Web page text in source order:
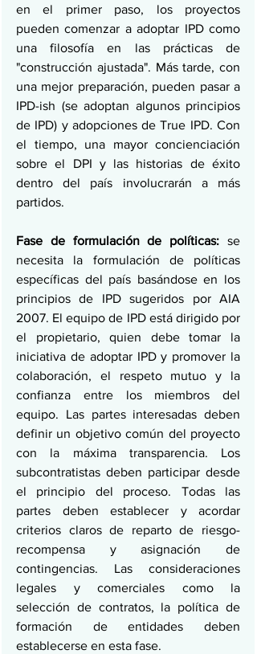
en el primer paso, los proyectos
pueden comenzar a adoptar IPD como
una filosofía en las prácticas de
"construcción ajustada". Más tarde, con
una mejor preparación, pueden pasar a
IPD-ish (se adoptan algunos principios
de IPD) y adopciones de True IPD. Con
el tiempo, una mayor concienciación
sobre el DPI y las historias de éxito
dentro del país involucrarán a más
partidos.
Fase de formulación de políticas: se
necesita la formulación de políticas
específicas del país basándose en los
principios de IPD sugeridos por AIA
2007. El equipo de IPD está dirigido por
el propietario, quien debe tomar la
iniciativa de adoptar IPD y promover la
colaboración, el respeto mutuo y la
confianza entre los miembros del
equipo. Las partes interesadas deben
definir un objetivo común del proyecto
con la máxima transparencia. Los
subcontratistas deben participar desde
el principio del proceso. Todas las
partes deben establecer y acordar
criterios claros de reparto de riesgo-
recompensa y asignación de
contingencias. Las consideraciones
legales y comerciales como la
selección de contratos, la política de
formación de entidades deben
establecerse en esta fase.